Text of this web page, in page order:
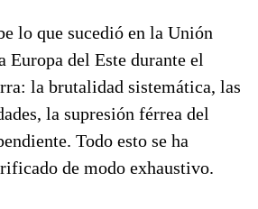
lo que sucedió en la Unión
Europa del Este durante el
la brutalidad sistemática, las
la supresión férrea del
Todo esto se ha
de modo exhaustivo.